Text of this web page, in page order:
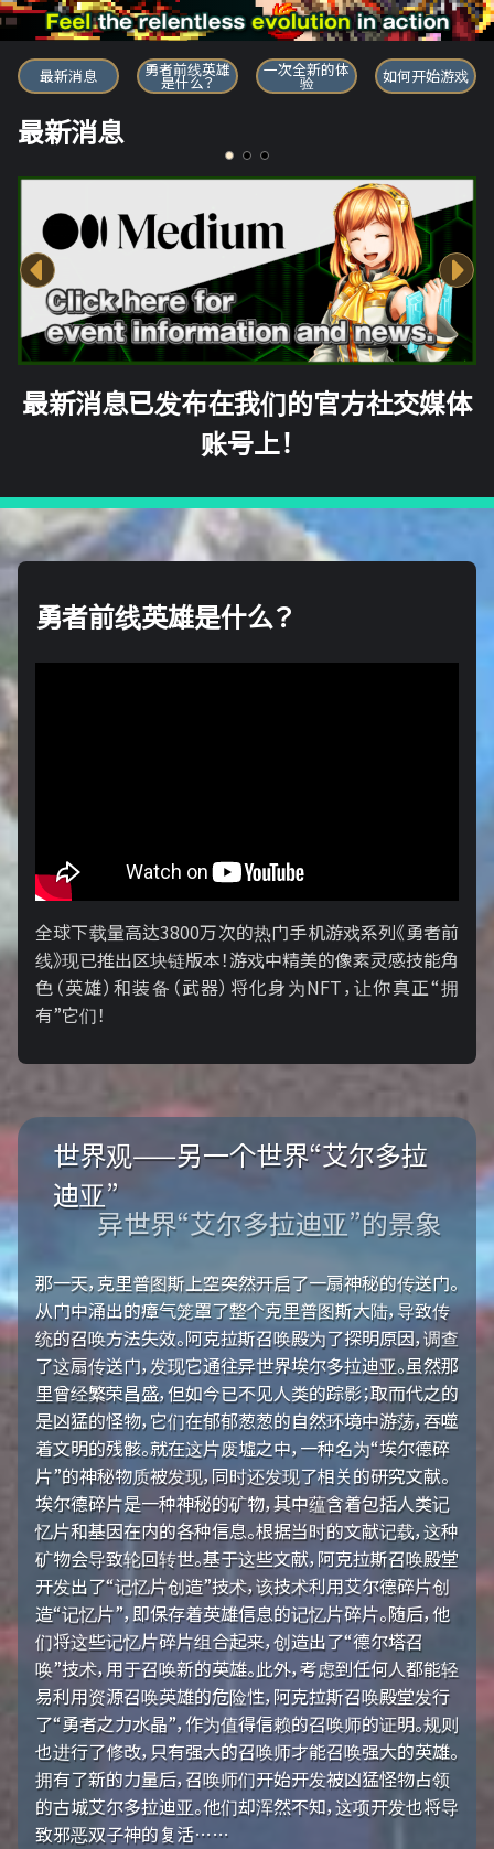
勇者前线英雄
最新消息 勇者前线英雄
是什么？
一次全新的体
验 如何开始游戏
最新消息
最新消息已发布在我们的官方社交媒体
账号上！
勇者前线英雄是什么？
全球下载量高达3800万次的热门手机游戏系列《勇者前
线》现已推出区块链版本！游戏中精美的像素灵感技能角
色（英雄）和装备（武器）将化身为NFT，让你真正“拥
有”它们！
世界观——另一个世界“艾尔多拉
迪亚”
异世界“艾尔多拉迪亚”的景象
那一天，克里普图斯上空突然开启了一扇神秘的传送门。
从门中涌出的瘴气笼罩了整个克里普图斯大陆，导致传
统的召唤方法失效。阿克拉斯召唤殿为了探明原因，调查
了这扇传送门，发现它通往异世界埃尔多拉迪亚。虽然那
里曾经繁荣昌盛，但如今已不见人类的踪影；取而代之的
是凶猛的怪物，它们在郁郁葱葱的自然环境中游荡，吞噬
着文明的残骸。就在这片废墟之中，一种名为“埃尔德碎
片”的神秘物质被发现，同时还发现了相关的研究文献。
埃尔德碎片是一种神秘的矿物，其中蕴含着包括人类记
忆片和基因在内的各种信息。根据当时的文献记载，这种
矿物会导致轮回转世。基于这些文献，阿克拉斯召唤殿堂
开发出了“记忆片创造”技术，该技术利用艾尔德碎片创
造“记忆片”，即保存着英雄信息的记忆片碎片。随后，他
们将这些记忆片碎片组合起来，创造出了“德尔塔召
唤”技术，用于召唤新的英雄。此外，考虑到任何人都能轻
易利用资源召唤英雄的危险性，阿克拉斯召唤殿堂发行
了“勇者之力水晶”，作为值得信赖的召唤师的证明。规则
也进行了修改，只有强大的召唤师才能召唤强大的英雄。
拥有了新的力量后，召唤师们开始开发被凶猛怪物占领
的古城艾尔多拉迪亚。他们却浑然不知，这项开发也将导
致邪恶双子神的复活……